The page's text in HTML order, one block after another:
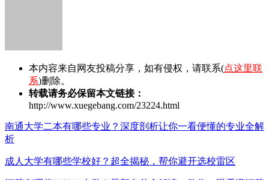
本内容来自网友投稿分享，如有侵权，请联系(点这里联
系)删除。
转载请务必保留本文链接：
http://www.xuegebang.com/23224.html
南通大学二本有哪些专业？深度剖析让你一看便懂的专业全解
析
成人大学有哪些学校好？超全揭秘，帮你避开选校雷区